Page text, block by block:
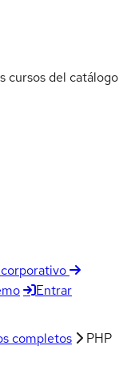
cursos del catálogo
Entrar
completos PHP